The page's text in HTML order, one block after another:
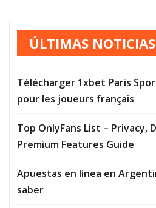
ÚLTIMAS NOTICIAS
Télécharger 1xbet Paris
pour les joueurs français
Top OnlyFans List – Privacy,
Premium Features Guide
Apuestas en línea en
saber